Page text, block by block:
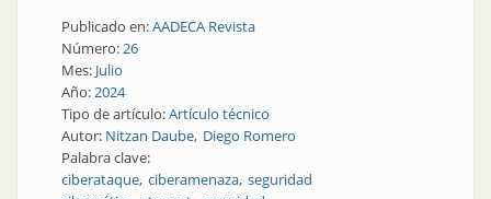
Publicado en:AADECA Revista
Número:26
Mes: Julio
Año:2024
Tipo de artículo:Artículo técnico
Autor: Nitzan Daube Diego Romero
Palabra clave:
ciberataque ciberamenaza seguridad